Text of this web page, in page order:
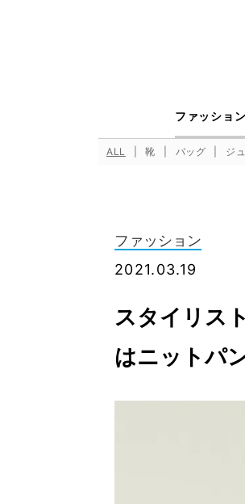
ファッション
ALL 靴 バッグ ジ
ファッション
2021.03.19
スタイリス
はニットパ